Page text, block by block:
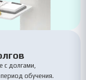
с долгами,
обучения.